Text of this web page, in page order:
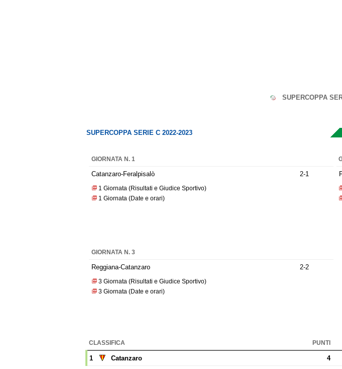
SUPERCOPPA
SUPERCOPPA SERIE C 2022-2023
GIORNATA N. 1
Catanzaro-Feralpisalò 2-1
1 Giornata (Risultati e Giudice Sportivo)
1 Giornata (Date e orari)
GIORNATA N. 3
Reggiana-Catanzaro 2-2
3 Giornata (Risultati e Giudice Sportivo)
3 Giornata (Date e orari)
CLASSIFICA PUNTI
1 Catanzaro 4